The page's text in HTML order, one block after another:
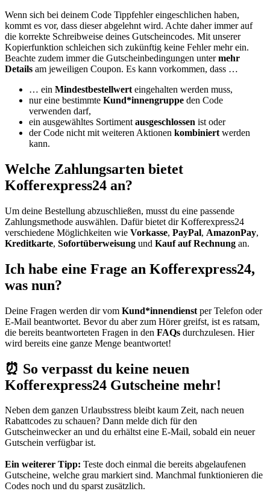
Wenn sich bei deinem Code Tippfehler eingeschlichen haben,
kommt es vor, dass dieser abgelehnt wird. Achte daher immer auf
die korrekte Schreibweise deines Gutscheincodes. Mit unserer
Kopierfunktion schleichen sich zukünftig keine Fehler mehr ein.
Beachte zudem immer die Gutscheinbedingungen untermehr
Details am jeweiligen Coupon. Es kann vorkommen, dass …
… ein Mindestbestellwert eingehalten werden muss,
nur eine bestimmte Kund*innengruppe den Code
verwenden darf,
ein ausgewähltes Sortiment ausgeschlossen ist oder
der Code nicht mit weiteren Aktionen kombiniert werden
kann.
Welche Zahlungsarten bietet
Kofferexpress24 an?
Um deine Bestellung abzuschließen, musst du eine passende
Zahlungsmethode auswählen. Dafür bietet dir Kofferexpress24
verschiedene Möglichkeiten wie Vorkasse, PayPal, AmazonPay,
Kreditkarte, Sofortüberweisung und Kauf auf Rechnung an.
Ich habe eine Frage an Kofferexpress24,
was nun?
Deine Fragen werden dir vom Kund*innendienst per Telefon oder
E-Mail beantwortet. Bevor du aber zum Hörer greifst, ist es ratsam,
die bereits beantworteten Fragen in den FAQs durchzulesen. Hier
wird bereits eine ganze Menge beantwortet!
⏰ So verpasst du keine neuen
Kofferexpress24 Gutscheine mehr!
Neben dem ganzen Urlaubsstress bleibt kaum Zeit, nach neuen
Rabattcodes zu schauen? Dann melde dich für den
Gutscheinweckeran und du erhältst eine E-Mail, sobald ein neuer
Gutschein verfügbar ist.
Ein weiterer Tipp: Teste doch einmal die bereits abgelaufenen
Gutscheine, welche grau markiert sind. Manchmal funktionieren die
Codes noch und du sparst zusätzlich.